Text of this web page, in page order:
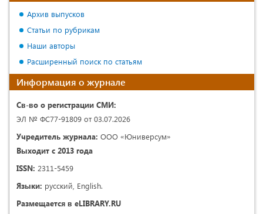
Архив выпусков
Статьи по рубрикам
Наши авторы
Расширенный поиск по статьям
Информация о журнале
Св-во о регистрации СМИ:
ЭЛ № ФС77-91809 от 03.07.2026
Учредитель журнала: ООО «Юниверсум»
Выходит с 2013 года
ISSN: 2311-5459
Языки: русский, English.
Размещается в eLIBRARY.RU